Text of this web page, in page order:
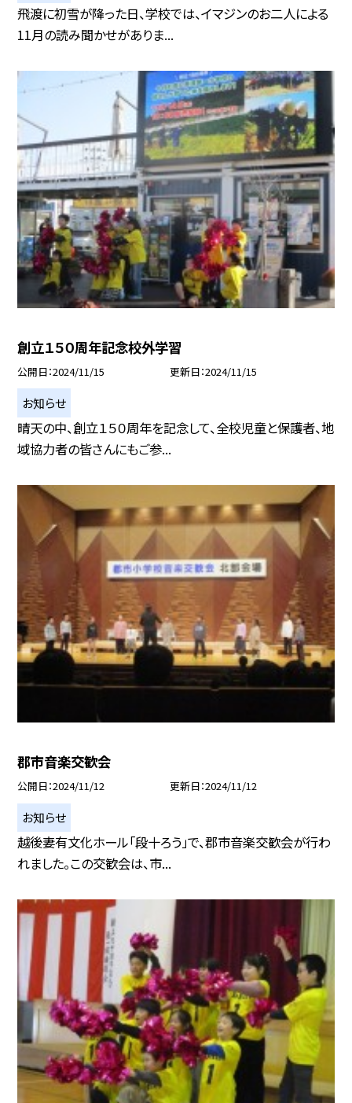
飛渡に初雪が降った日、学校では、イマジンのお二人による
11月の読み聞かせがありま...
創立１５０周年記念校外学習
公開日 2024/11/15 更新日 2024/11/15
お知らせ
晴天の中、創立１５０周年を記念して、全校児童と保護者、地
域協力者の皆さんにもご参...
郡市音楽交歓会
公開日 2024/11/12 更新日 2024/11/12
お知らせ
越後妻有文化ホール「段十ろう」で、郡市音楽交歓会が行わ
れました。この交歓会は、市...